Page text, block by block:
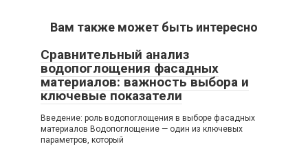
Вам также может быть интересно
Сравнительный анализ
водопоглощения фасадных
материалов: важность выбора и
ключевые показатели
Введение: роль водопоглощения в выборе фасадных
материалов Водопоглощение — один из ключевых
параметров, который